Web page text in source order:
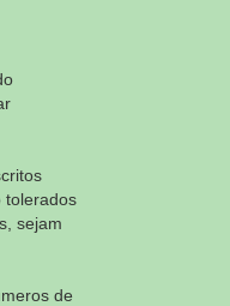
tolerados
sejam
de